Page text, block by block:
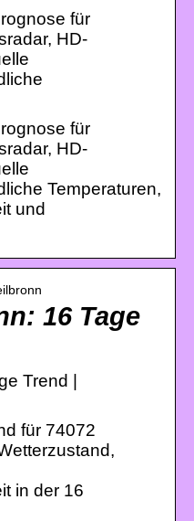
für
HD-
für
HD-
Temperaturen,
und
16 Tage
Trend |
für 74072
in der 16